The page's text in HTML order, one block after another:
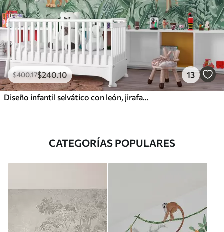
$400.17$240.10 13
Diseño infantil selvático con león, jirafa, elefante y loros
CATEGORÍAS POPULARES